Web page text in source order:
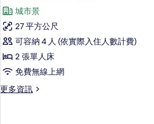
相
片
View)
的
情
示
標
準
雙
床
房
(East
城市景
27 平方公尺
可容納 4 人 (依實際入住人數計費)
2 張單人床
免費無線上網
更多資訊
更